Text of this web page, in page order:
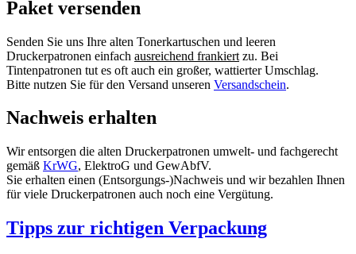
Paket versenden
Senden Sie uns Ihre alten Tonerkartuschen und leeren
Druckerpatronen einfach ausreichend frankiert zu. Bei
Tintenpatronen tut es oft auch ein großer, wattierter Umschlag.
Bitte nutzen Sie für den Versand unseren Versandschein.
Nachweis erhalten
Wir entsorgen die alten Druckerpatronen umwelt- und fachgerecht
gemäß KrWG, ElektroG und GewAbfV.
Sie erhalten einen (Entsorgungs-)Nachweis und wir bezahlen Ihnen
für viele Druckerpatronen auch noch eine Vergütung.
Tipps zur richtigen Verpackung